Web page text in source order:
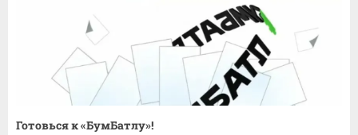
Готовься к «БумБатлу»!